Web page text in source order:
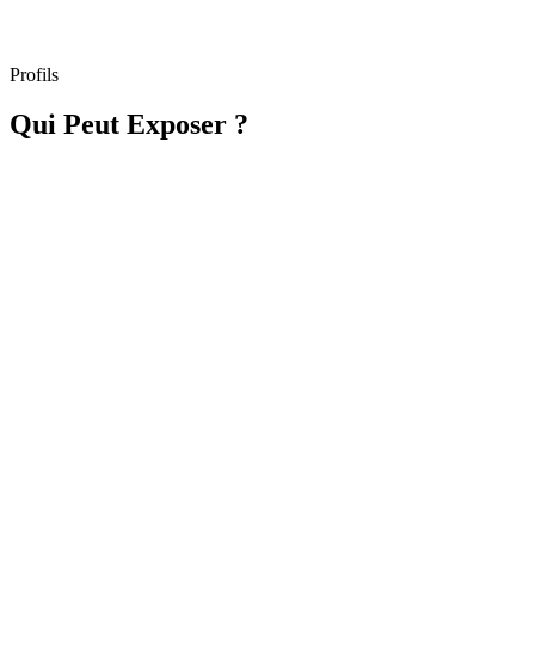
Profils
Qui Peut Exposer ?